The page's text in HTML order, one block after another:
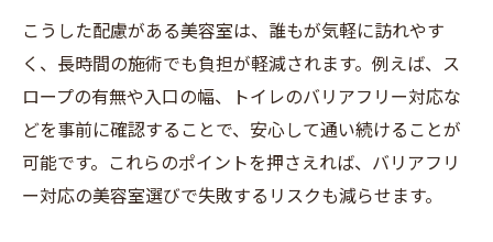
美容院の車椅子対応サービスのチェックリ
スト
車椅子で行ける美容室の快適な予約方法と
は
施術をもっと自由に楽しむ最新バリアフリー
美容室のバリアフリー最新トレンドを知る
こうした配慮がある美容室は、誰もが気軽に訪れやす
く、長時間の施術でも負担が軽減されます。例えば、ス
ロープの有無や入口の幅、トイレのバリアフリー対応な
どを事前に確認することで、安心して通い続けることが
可能です。これらのポイントを押さえれば、バリアフリ
ー対応の美容室選びで失敗するリスクも減らせます。